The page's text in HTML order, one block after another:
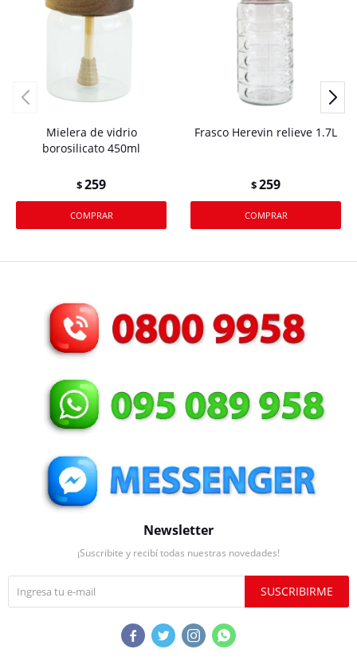
Mielera de vidrio
borosilicato 450ml
$259
Frasco Herevin relieve 1.7L
$259
Newsletter
¡Suscribite y recibí todas nuestras novedades!
SUSCRIBIRME
   